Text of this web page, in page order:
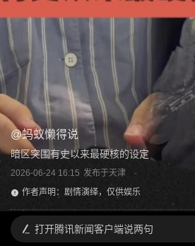
@蚂蚁懒得说
暗区突围有史以来最硬核的设定
2026-06-24 16:15 发布于天津
作者声明：剧情演绎，仅供娱乐
打开腾讯新闻客户端说两句